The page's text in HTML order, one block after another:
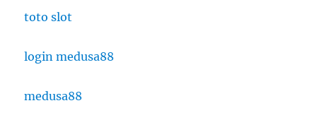
toto slot
login medusa88
medusa88